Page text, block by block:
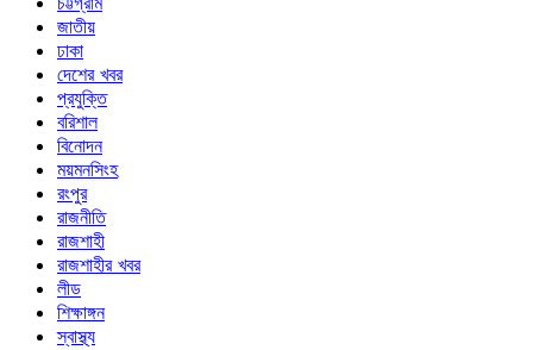
জাতীয়
ঢাকা
দেশের খবর
প্রযুক্তি
বরিশাল
বিনোদন
ময়মনসিংহ
রংপুর
রাজনীতি
রাজশাহী
রাজশাহীর খবর
লীড
শিক্ষাঙ্গন
স্বাস্থ্য